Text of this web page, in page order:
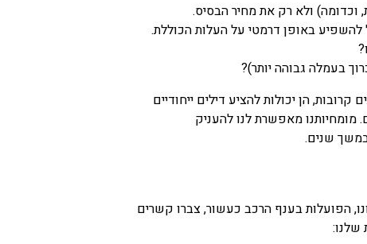
וכדומה) ולא רק את מחיר הבסיס.
באופן דרמטי על העלות הכוללת.
בעמלה גבוהה יותר)?
הן יכולות להציע דילים ייחודיים
מומחיותנו מאפשרת לנו להעניק
במשך שנים.
הפועלות בענף הרכב כעשור, צברו קשרים
שלנו: